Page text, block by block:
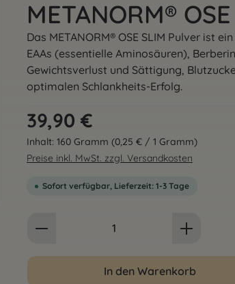
METANORM®
Das METANORM® OSE SLIM Pulver ist
EAAs (essentielle Aminosäuren),
Gewichtsverlust und Sättigung,
optimalen Schlankheits-Erfolg.
Regulärer Preis:
39,90 €
Inhalt: 160 Gramm (0,25 € / 1 Gramm)
Preise inkl. MwSt. zzgl. Versandkosten
Sofort verfügbar, Lieferzeit: 1-3 Tage
Produkt Anzahl: Gib den
In den Warenkorb